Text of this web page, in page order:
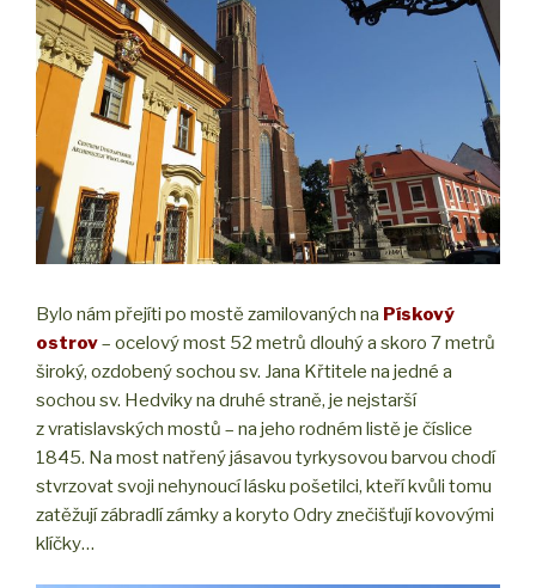
Bylo nám přejíti po mostě zamilovaných na Pískový
ostrov– ocelový most 52 metrů dlouhý a skoro 7 metrů
široký, ozdobený sochou sv. Jana Křtitele na jedné a
sochou sv. Hedviky na druhé straně, je nejstarší
z vratislavských mostů – na jeho rodném listě je číslice
1845. Na most natřený jásavou tyrkysovou barvou chodí
stvrzovat svoji nehynoucí lásku pošetilci, kteří kvůli tomu
zatěžují zábradlí zámky a koryto Odry znečišťují kovovými
klíčky…